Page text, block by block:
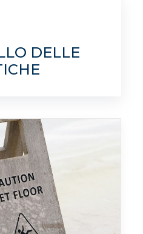
DELLE